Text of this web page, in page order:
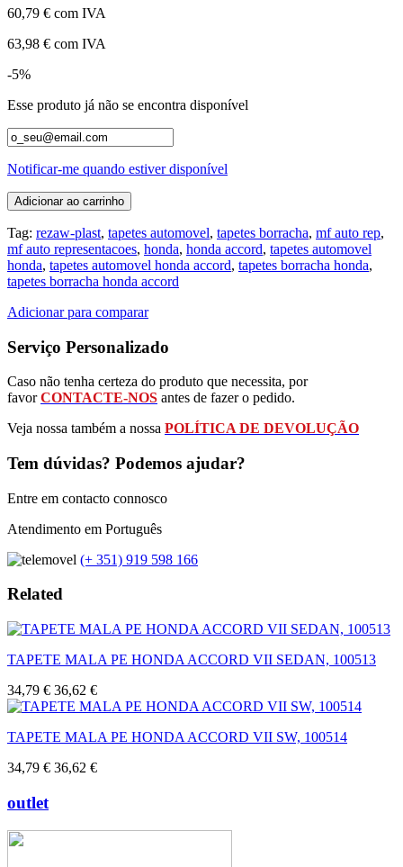
60,79 € com IVA
63,98 € com IVA
-5%
Esse produto já não se encontra disponível
Notificar-me quando estiver disponível
Adicionar ao carrinho
Tag: rezaw-plast, tapetes automovel, tapetes borracha, mf auto rep,
mf auto representacoes, honda, honda accord, tapetes automovel
honda, tapetes automovel honda accord, tapetes borracha honda,
tapetes borracha honda accord
Adicionar para comparar
Serviço Personalizado
Caso não tenha certeza do produto que necessita, por
favorCONTACTE-NOS antes de fazer o pedido.
Veja nossa também a nossa POLÍTICA DE DEVOLUÇÃO
Tem dúvidas? Podemos ajudar?
Entre em contacto connosco
Atendimento em Português
(+ 351) 919 598 166
Related
TAPETE MALA PE HONDA ACCORD VII SEDAN, 100513
34,79 € 36,62 €
TAPETE MALA PE HONDA ACCORD VII SW, 100514
34,79 € 36,62 €
outlet